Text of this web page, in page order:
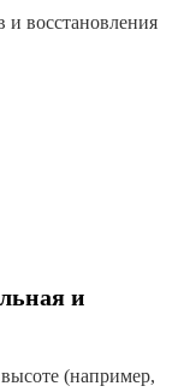
и восстановления
и
(например,